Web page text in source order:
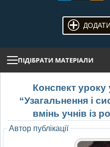
ПІДІБРАТИ МАТЕРІАЛИ
Конспект уроку
“Узагальнення і
вмінь учнів із
Автор публікації